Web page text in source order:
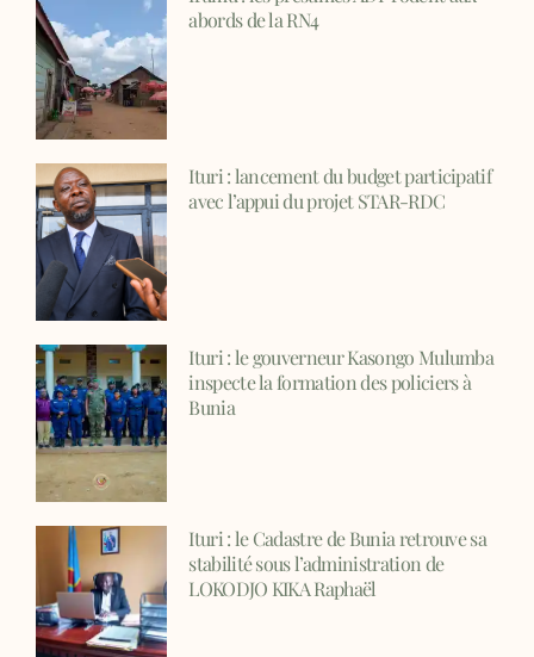
abords de la RN4
Ituri : lancement du budget participatif
avec l’appui du projet STAR-RDC
Ituri : le gouverneur Kasongo Mulumba
inspecte la formation des policiers à
Bunia
Ituri : le Cadastre de Bunia retrouve sa
stabilité sous l’administration de
LOKODJO KIKA Raphaël